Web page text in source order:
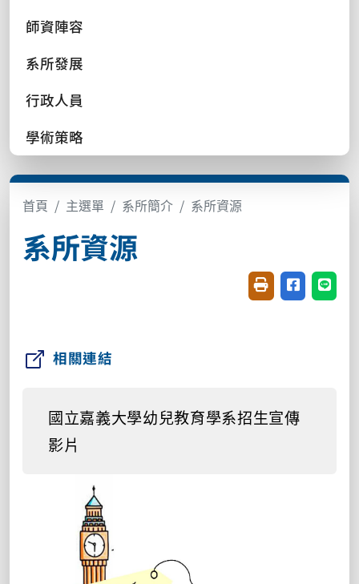
師資陣容
系所發展
行政人員
學術策略
首頁 主選單 系所簡介 系所資源
系所資源
友善列印(開新視
分享至臉書
分享
相關連結
國立嘉義大學幼兒教育學系招生宣傳
影片